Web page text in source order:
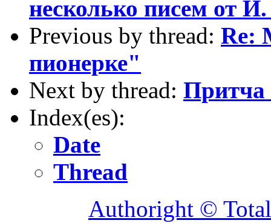
несколько писем от
Previous by thread: Re:
пионерке"
Next by thread: Притча
Index(es):
Date
Thread
Authoright ©